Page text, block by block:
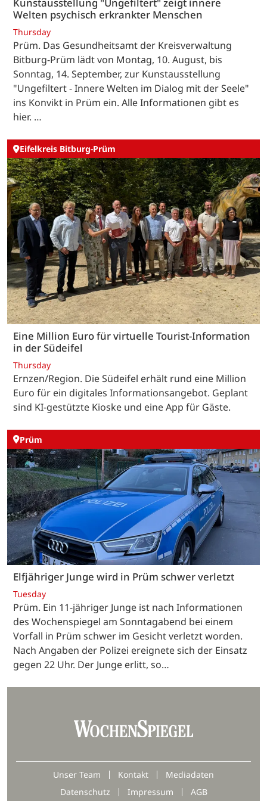
Welten psychisch erkrankter Menschen
Thursday
Prüm. Das Gesundheitsamt der Kreisverwaltung
Bitburg-Prüm lädt von Montag, 10. August, bis
Sonntag, 14. September, zur Kunstausstellung
"Ungefiltert - Innere Welten im Dialog mit der Seele"
ins Konvikt in Prüm ein. Alle Informationen gibt es
hier. …
Eifelkreis Bitburg-Prüm
Eine Million Euro für virtuelle Tourist-Information
in der Südeifel
Thursday
Ernzen/Region. Die Südeifel erhält rund eine Million
Euro für ein digitales Informationsangebot. Geplant
sind KI-gestützte Kioske und eine App für Gäste.
Prüm
Elfjähriger Junge wird in Prüm schwer verletzt
Tuesday
Prüm. Ein 11-jähriger Junge ist nach Informationen
des Wochenspiegel am Sonntagabend bei einem
Vorfall in Prüm schwer im Gesicht verletzt worden.
Nach Angaben der Polizei ereignete sich der Einsatz
gegen 22 Uhr. Der Junge erlitt, so…
Unser Team Kontakt
Mediadaten
Datenschutz
Impressum AGB